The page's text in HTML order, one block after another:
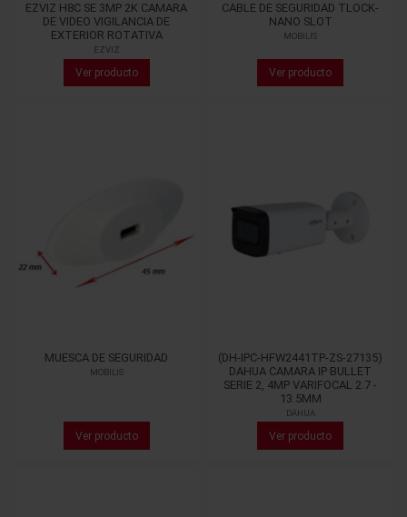
EZVIZ H8C SE 3MP 2K CAMARA
DE VIDEO VIGILANCIA DE
EXTERIOR ROTATIVA
EZVIZ
Ver producto
CABLE DE SEGURIDAD TLOCK-
NANO SLOT
MOBILIS
Ver producto
MUESCA DE SEGURIDAD
MOBILIS
Ver producto
(DH-IPC-HFW2441TP-ZS-27135)
DAHUA CAMARA IP BULLET
SERIE 2, 4MP VARIFOCAL 2.7 -
13.5MM
DAHUA
Ver producto